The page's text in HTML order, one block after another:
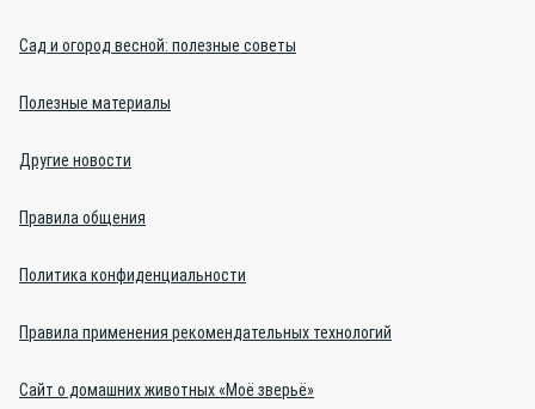
Сад и огород весной: полезные советы
Полезные материалы
Другие новости
Правила общения
Политика конфиденциальности
Правила применения рекомендательных технологий
Сайт о домашних животных «Моё зверьё»